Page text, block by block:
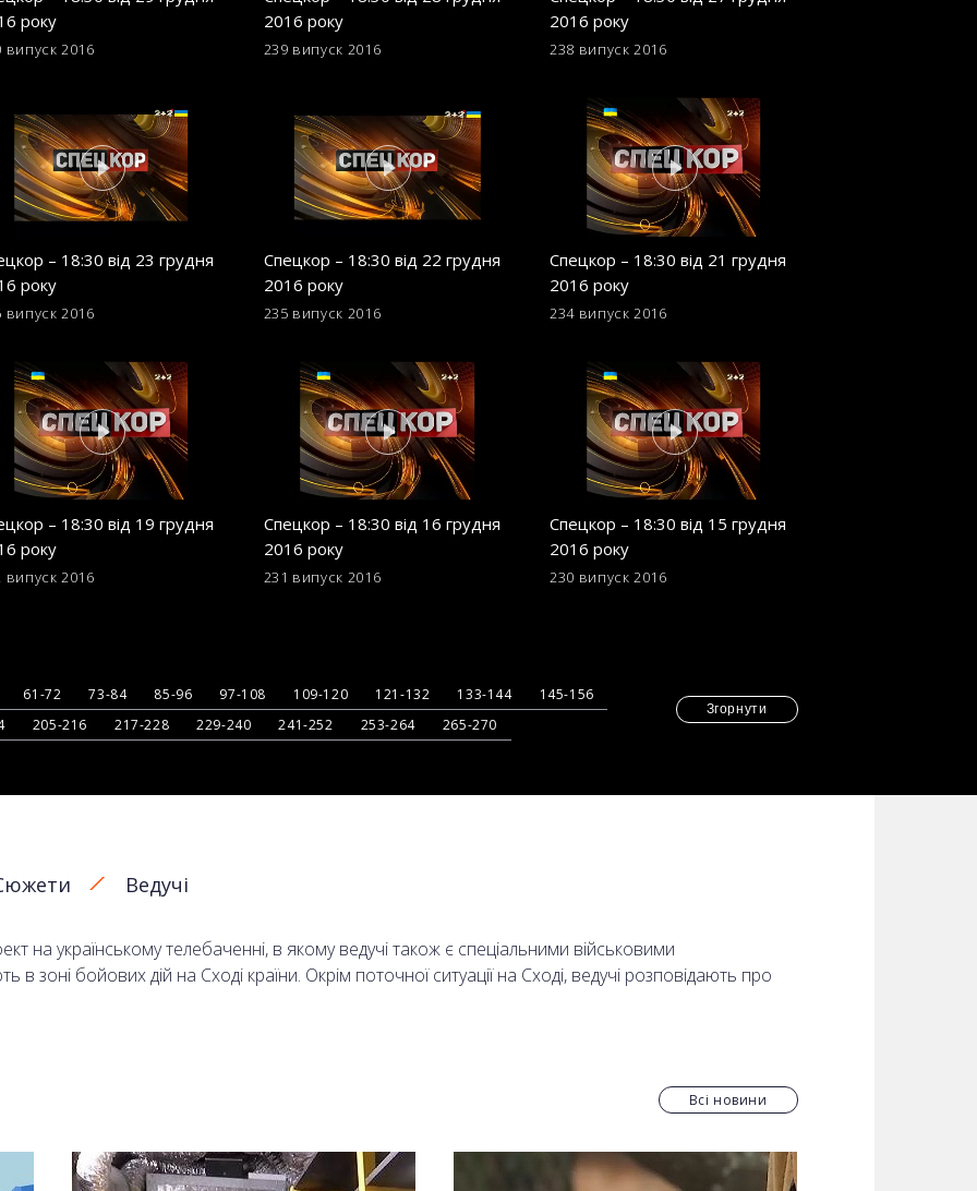
року
випуск 2016
2016 року
239 випуск 2016
2016 року
238 випуск 2016
– 18:30 від 23 грудня
року
випуск 2016
Спецкор – 18:30 від 22 грудня
2016 року
235 випуск 2016
Спецкор – 18:30 від 21 грудня
2016 року
234 випуск 2016
– 18:30 від 19 грудня
року
випуск 2016
Спецкор – 18:30 від 16 грудня
2016 року
231 випуск 2016
Спецкор – 18:30 від 15 грудня
2016 року
230 випуск 2016
61-72 73-84 85-96 97-108 109-120 121-132 133-144
145-156
205-216 217-228 229-240 241-252 253-264 265-270
Згорнути
Ведучі
на українському телебаченні, в якому ведучі також є спеціальними військовими
зоні бойових дій на Сході країни. Окрім поточної ситуації на Сході, ведучі розповідають про
2+2 та на сайті онлайн.
Всі новини